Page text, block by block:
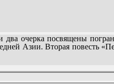
(246).
известен нашим
роману «Черный Беркут».
очерка посвящены
Азии. Вторая повесть